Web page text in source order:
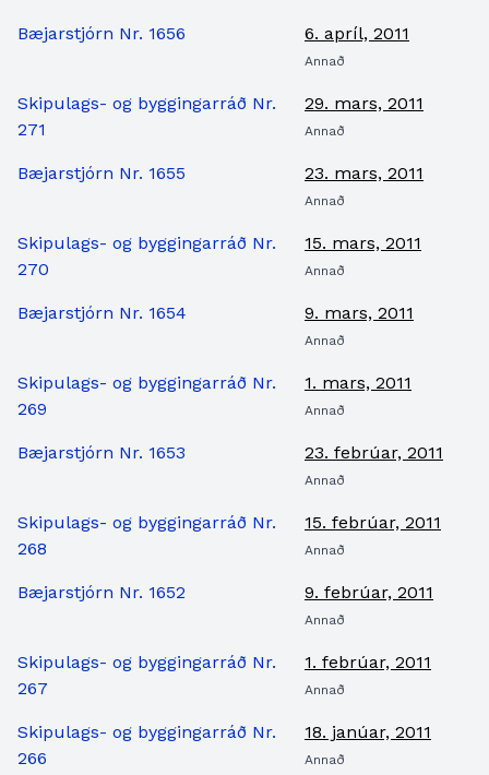
Bæjarstjórn Nr. 1656 6. apríl, 2011
Annað
Skipulags- og byggingarráð Nr.
271
29. mars, 2011
Annað
Bæjarstjórn Nr. 1655 23. mars, 2011
Annað
Skipulags- og byggingarráð Nr.
270
15. mars, 2011
Annað
Bæjarstjórn Nr. 1654 9. mars, 2011
Annað
Skipulags- og byggingarráð Nr.
269
1. mars, 2011
Annað
Bæjarstjórn Nr. 1653 23. febrúar, 2011
Annað
Skipulags- og byggingarráð Nr.
268
15. febrúar, 2011
Annað
Bæjarstjórn Nr. 1652 9. febrúar, 2011
Annað
Skipulags- og byggingarráð Nr.
267
1. febrúar, 2011
Annað
Skipulags- og byggingarráð Nr.
266
18. janúar, 2011
Annað